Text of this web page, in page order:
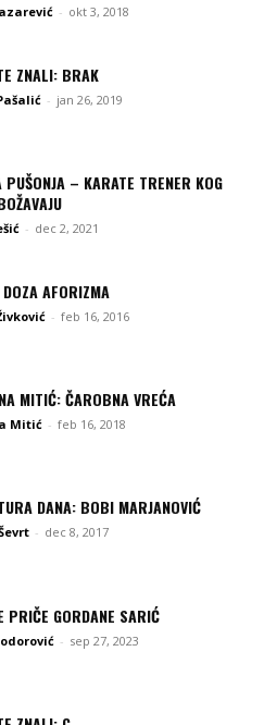
- okt 3, 2018
ZNALI: BRAK
- jan 26, 2019
PUŠONJA – KARATE TRENER KOG
- dec 2, 2021
DOZA AFORIZMA
- feb 16, 2016
MITIĆ: ČAROBNA VREĆA
Mitić - feb 16, 2018
DANA: BOBI MARJANOVIĆ
- dec 8, 2017
PRIČE GORDANE SARIĆ
- sep 27, 2023